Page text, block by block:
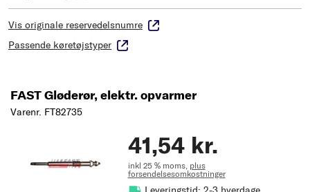
Vis originale reservedelsnumre
Passende køretøjstyper
FAST Gløderør, elektr. opvarmer
Varenr. FT82735
41,54 kr.
inkl 25 % moms, plus
forsendelsesomkostninger